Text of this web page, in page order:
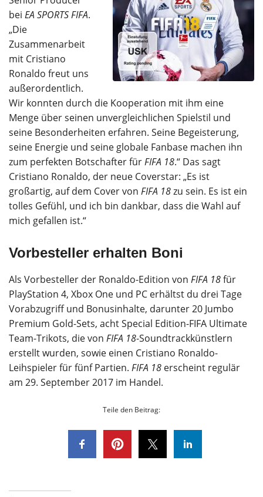
bei EA SPORTS FIFA.
„Die
Zusammenarbeit
mit Cristiano
Ronaldo freut uns
außerordentlich.
Wir konnten durch die Kooperation mit ihm eine
Menge über seinen unvergleichlichen Spielstil und
seine Besonderheiten erfahren. Seine Begeisterung,
seine Energie und seine globale Fanbase machen ihn
zum perfekten Botschafter fürFIFA 18.“ Das sagt
Cristiano Ronaldo, der neue Coverstar: „Es ist
großartig, auf dem Cover von FIFA 18zu sein. Es ist ein
tolles Gefühl, und ich bin dankbar, dass die Wahl auf
mich gefallen ist.“
Vorbesteller erhalten Boni
Als Vorbesteller der Ronaldo-Edition von FIFA 18für
PlayStation 4, Xbox One und PC erhältst du drei Tage
Vorabzugriff und Bonusinhalte, darunter 20 Jumbo
Premium Gold-Sets, acht Special Edition-FIFA Ultimate
Team-Trikots, die von FIFA 18-Soundtrackkünstlern
erstellt wurden, sowie einen Cristiano Ronaldo-
Leihspieler für fünf Partien. FIFA 18 erscheint regulär
am 29. September 2017 im Handel.
Teile den Beitrag: